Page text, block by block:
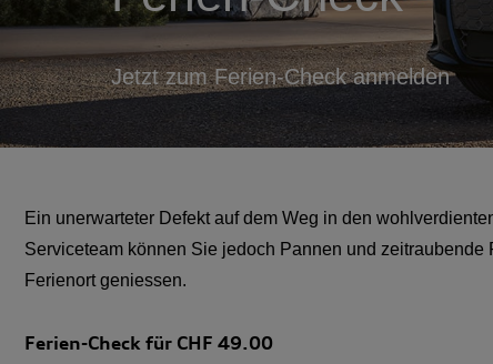
Jetzt zum Ferien-Check anmelden
Ein unerwarteter Defekt auf dem Weg in den
Serviceteam können Sie jedoch Pannen und
Ferienort geniessen.
Ferien-Check für CHF 49.00